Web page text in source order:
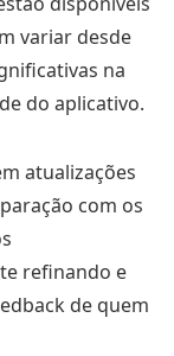
variar desde
na
do aplicativo.
atualizações
com os
refinando e
de quem